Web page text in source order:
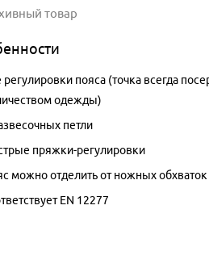
товар
регулировки пояса (точка всегда
одежды)
петли
пряжки-регулировки
можно отделить от ножных обхваток
EN 12277